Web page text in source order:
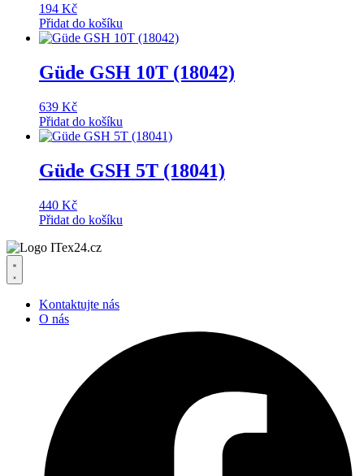
194 Kč
Přidat do košíku
Güde GSH 10T (18042)
639 Kč
Přidat do košíku
Güde GSH 5T (18041)
440 Kč
Přidat do košíku
Kontaktujte nás
O nás